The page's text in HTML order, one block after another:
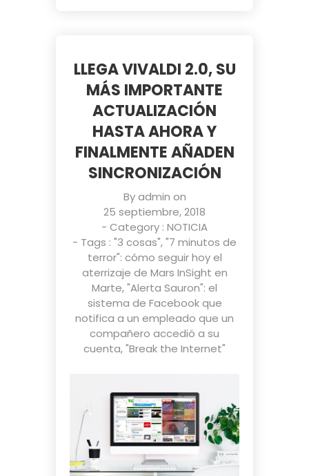
LLEGA VIVALDI 2.0, SU
MÁS IMPORTANTE
ACTUALIZACIÓN
HASTA AHORA Y
FINALMENTE AÑADEN
SINCRONIZACIÓN
Byadmin on
25 septiembre, 2018
- Category : NOTICIA
- Tags : "3 cosas","7 minutos de
terror": cómo seguir hoy el
aterrizaje de Mars InSight en
Marte,"Alerta Sauron": el
sistema de Facebook que
notifica a un empleado que un
compañero accedió a su
cuenta,"Break the Internet"